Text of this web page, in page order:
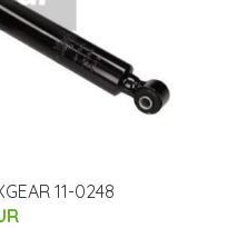
11-0248